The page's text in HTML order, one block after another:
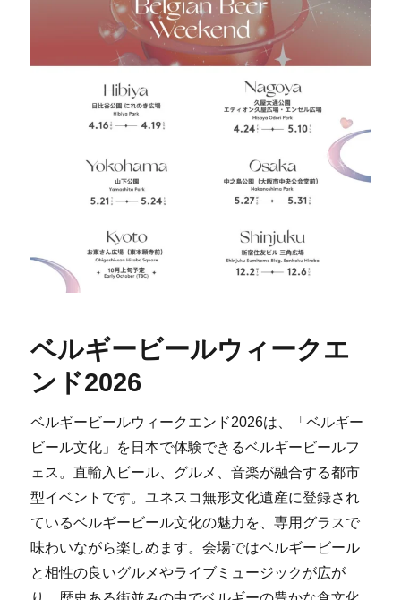
ベルギービールウィークエ
ンド2026
ベルギービールウィークエンド2026は、「ベルギー
ビール文化」を日本で体験できるベルギービールフ
ェス。直輸入ビール、グルメ、音楽が融合する都市
型イベントです。ユネスコ無形文化遺産に登録され
ているベルギービール文化の魅力を、専用グラスで
味わいながら楽しめます。会場ではベルギービール
と相性の良いグルメやライブミュージックが広が